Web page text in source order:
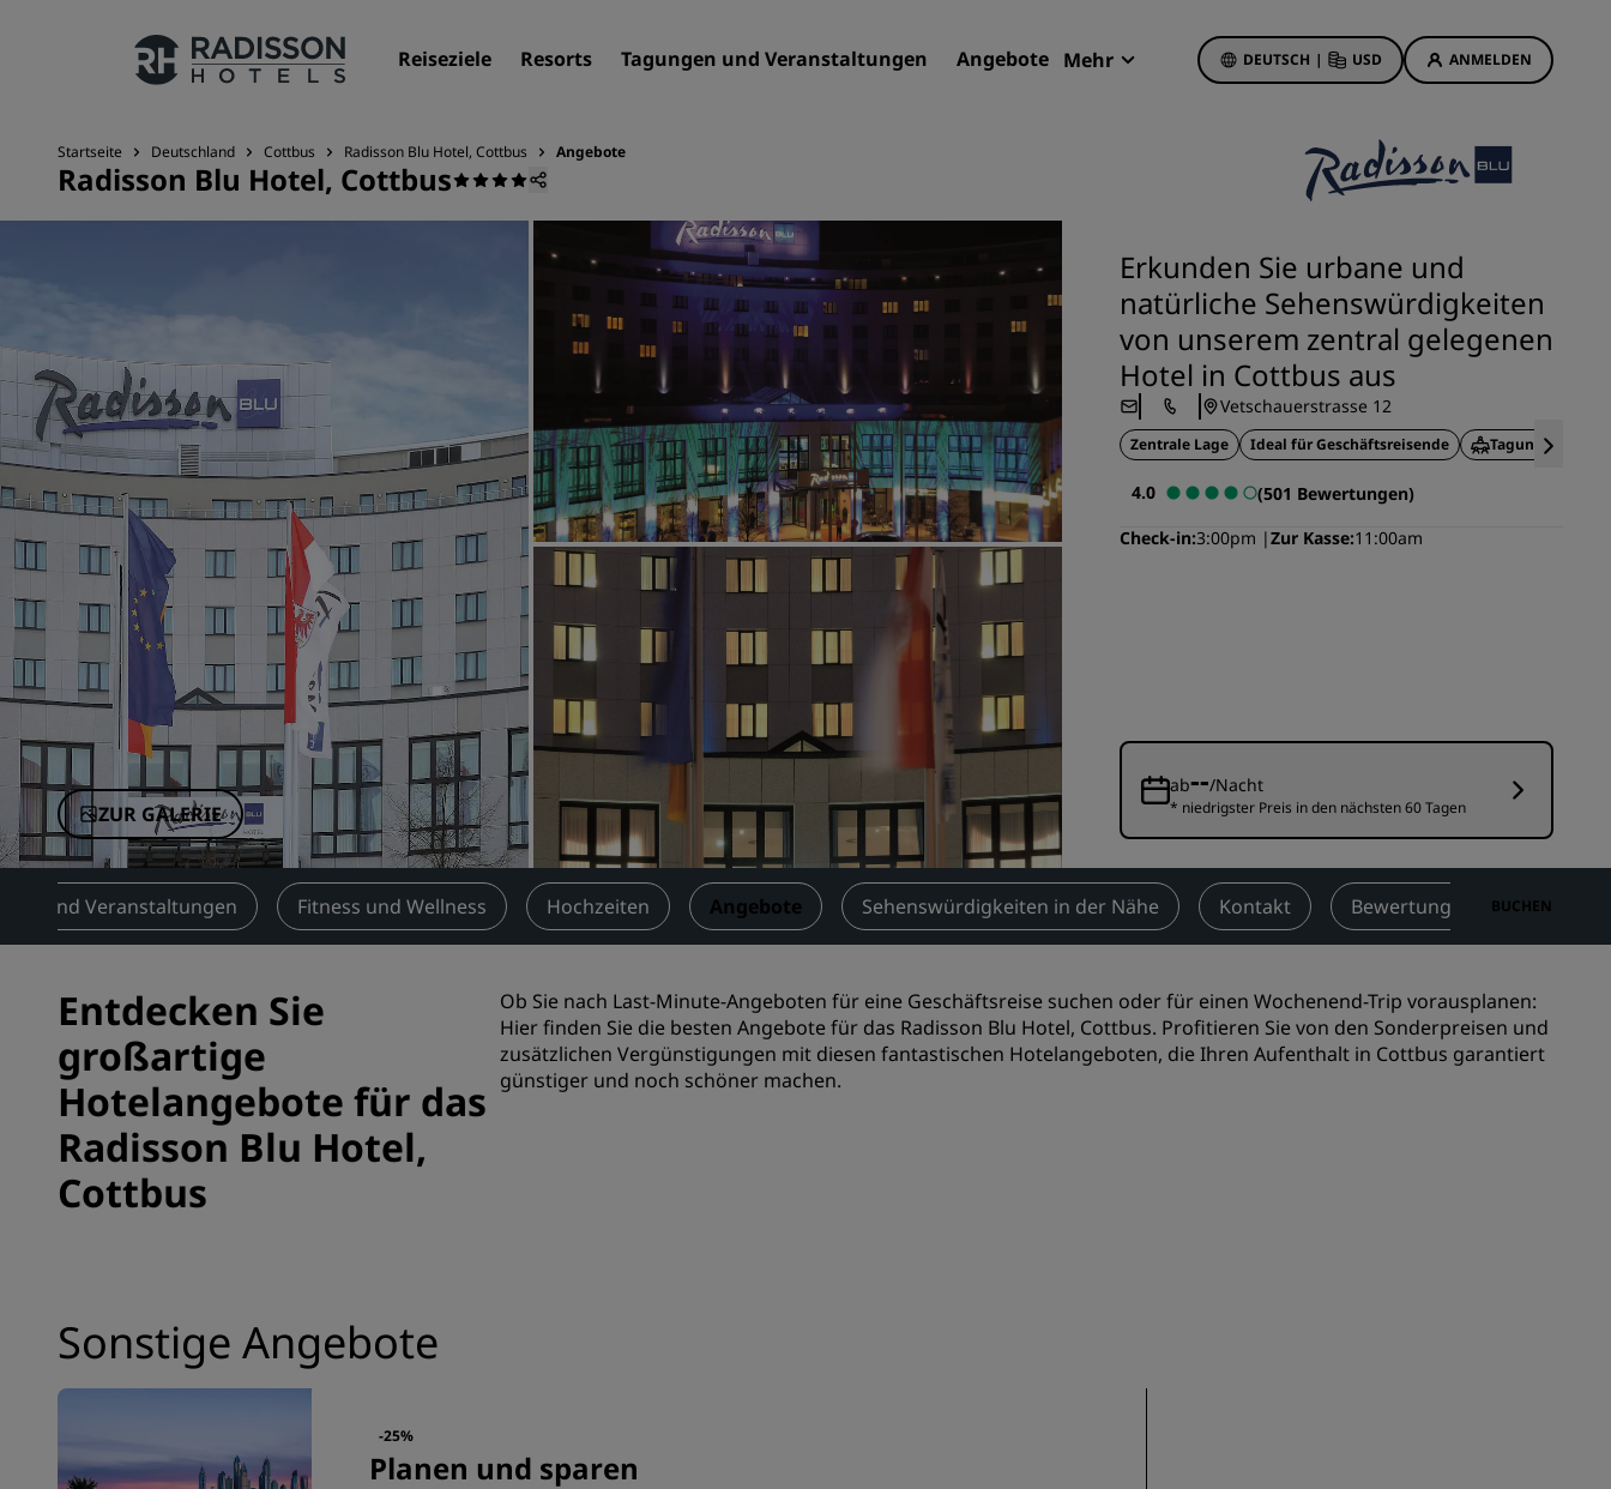
Reiseziele Resorts Tagungen und Veranstaltungen Angebote Mehr DEUTSCH | USD ANMELDEN
Unsere Marken
Verbundene Marken in China
Resorts
Serviced Apartments
Flughafenhotels
Neue und geplante Hotels
Tagungen und
Veranstaltungen
Entdecken Sie Radisson Meetings
Einen Meetingraum buchen
Fordern Sie ein Angebot an
Veranstaltungsorte
Branchenlösungen
Flüge suchen
Restaurants
Nach einem Restaurant suchen
Radisson Hotels App
Hotelangebote
Bonus für die erste Buchung
Deals of the Day
Im Voraus buchen
Unsere Angebote anzeigen
Reisevorschläge
Familienfreundliche Hotels
Rad Pets
Besuchen Sie unseren Blog
Radisson Rewards
Entdecken Sie Radisson Rewards
Vorteile
So verwenden Sie Punkte
Bookers and Planners
Startseite Deutschland Cottbus Radisson Blu Hotel, Cottbus Angebote
Radisson Blu Hotel, Cottbus
ZUR GALERIE
Erkunden Sie urbane und
natürliche Sehenswürdigkeiten
von unserem zentral gelegenen
Hotel in Cottbus aus
Vetschauerstrasse 12
Zentrale Lage Ideal für Geschäftsreisende
4.0
(501 Bewertungen)
Check-in 3:00pm Zur Kasse 11:00am
ab--/Nacht
* niedrigster Preis in den nächsten 60 Tagen
und Veranstaltungen Fitness und Wellness Hochzeiten Angebote Sehenswürdigkeiten in der Nähe Kontakt Bewertungen BUCHEN
Entdecken Sie
großartige
Hotelangebote für das
Radisson Blu Hotel,
Cottbus
Ob Sie nach Last-Minute-Angeboten für eine Geschäftsreise suchen oder für einen Wochenend-Trip vorausplanen:
Hier finden Sie die besten Angebote für das Radisson Blu Hotel, Cottbus. Profitieren Sie von den Sonderpreisen und
zusätzlichen Vergünstigungen mit diesen fantastischen Hotelangeboten, die Ihren Aufenthalt in Cottbus garantiert
günstiger und noch schöner machen.
Sonstige Angebote
-25%
Planen und sparen